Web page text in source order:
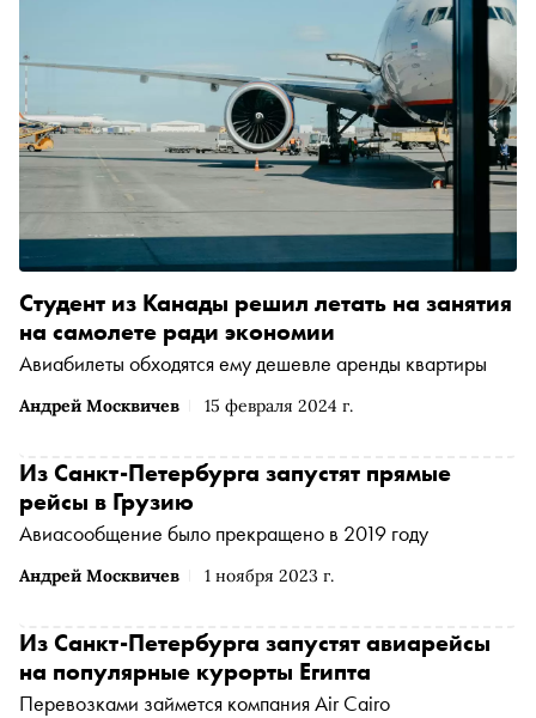
Андрей Москвичев 15 февраля 2024 г.
Студент из Канады решил летать на занятия
на самолете ради экономии
Авиабилеты обходятся ему дешевле аренды квартиры
Андрей Москвичев 1 ноября 2023 г.
Из Санкт-Петербурга запустят прямые
рейсы в Грузию
Авиасообщение было прекращено в 2019 году
Из Санкт-Петербурга запустят авиарейсы
на популярные курорты Египта
Перевозками займется компания Air Cairo